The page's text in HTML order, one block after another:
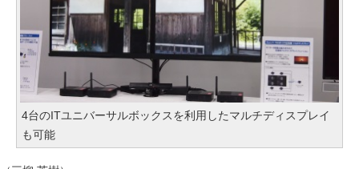
4台のITユニバーサルボックスを利用したマルチディスプレイ
も可能